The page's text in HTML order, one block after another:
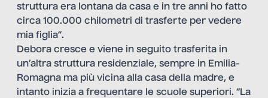
struttura era lontana da casa e in tre anni ho fatto
circa 100.000 chilometri di trasferte per vedere
mia figlia”.
Debora cresce e viene in seguito trasferita in
un’altra struttura residenziale, sempre in Emilia-
Romagna ma più vicina alla casa della madre, e
intanto inizia a frequentare le scuole superiori. “La